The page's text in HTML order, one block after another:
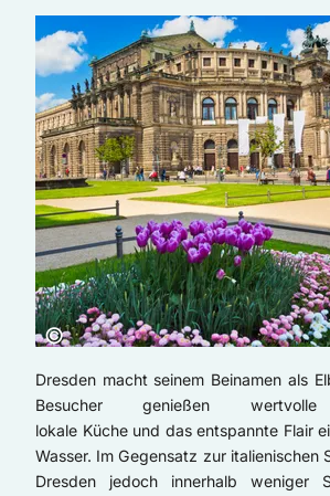
Copyright:
©
Dresden macht seinem Beinamen als
Besucher genießen wertvolle
lokale Küche und das entspannte Flair
Wasser. Im Gegensatz zur italienischen
Dresden jedoch innerhalb weniger